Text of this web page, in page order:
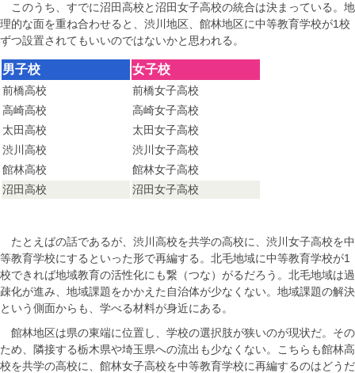
このうち、すでに沼田高校と沼田女子高校の統合は決まっている。地
理的な面を重ね合わせると、渋川地区、館林地区に中等教育学校が1校
ずつ設置されてもいいのではないかと思われる。
男子校 女子校
前橋高校
前橋女子高校
高崎高校
高崎女子高校
太田高校
太田女子高校
渋川高校
渋川女子高校
館林高校
館林女子高校
沼田高校
沼田女子高校
たとえばの話であるが、渋川高校を共学の高校に、渋川女子高校を中
等教育学校にするといった形で再編する。北毛地域に中等教育学校が1
校できれば地域教育の活性化にも繋（つな）がるだろう。北毛地域は過
疎化が進み、地域課題をかかえた自治体が少なくない。地域課題の解決
という側面からも、学べる材料が身近にある。
館林地区は県の東端に位置し、学校の選択肢が狭いのが現状だ。その
ため、隣接する栃木県や埼玉県への流出も少なくない。こちらも館林高
校を共学の高校に、館林女子高校を中等教育学校に再編するのはどうだ